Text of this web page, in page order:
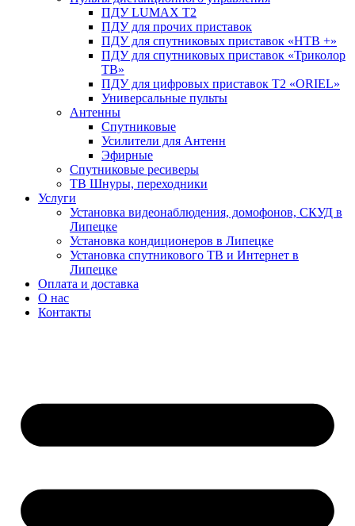
ПДУ LUMAX Т2
ПДУ для прочих приставок
ПДУ для спутниковых приставок «НТВ +»
ПДУ для спутниковых приставок «Триколор
ТВ»
ПДУ для цифровых приставок Т2 «ORIEL»
Универсальные пульты
Антенны
Спутниковые
Усилители для Антенн
Эфирные
Спутниковые ресиверы
ТВ Шнуры, переходники
Услуги
Установка видеонаблюдения, домофонов, СКУД в
Липецке
Установка кондиционеров в Липецке
Установка спутникового ТВ и Интернет в
Липецке
Оплата и доставка
О нас
Контакты